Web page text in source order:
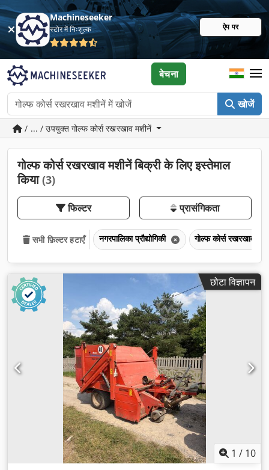
Machineseeker
स्टोर में निःशुल्क ऐप पर
खोजें
बेचना
/ ... / उपयुक्त गोल्फ कोर्स रखरखाव मशीनें
गोल्फ कोर्स रखरखाव मशीनें बिक्री के लिए इस्तेमाल
किया(3)
फिल्टर प्रासंगिकता
सभी फ़िल्टर हटाएँ नगरपालिका प्रौद्योगिकी गोल्फ कोर्स रखरखाव
छोटा विज्ञापन
1 / 10